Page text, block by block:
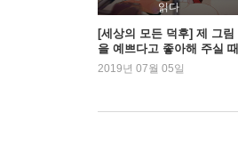
읽다
[세상의 모든 덕후] 제 그림
을 예쁘다고 좋아해 주실 때
제일 기쁘고 좋아요
2019년 07월 05일